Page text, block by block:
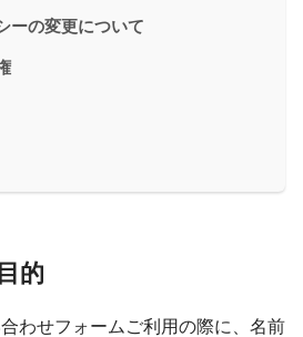
ーの変更について
的
わせフォームご利用の際に、名前